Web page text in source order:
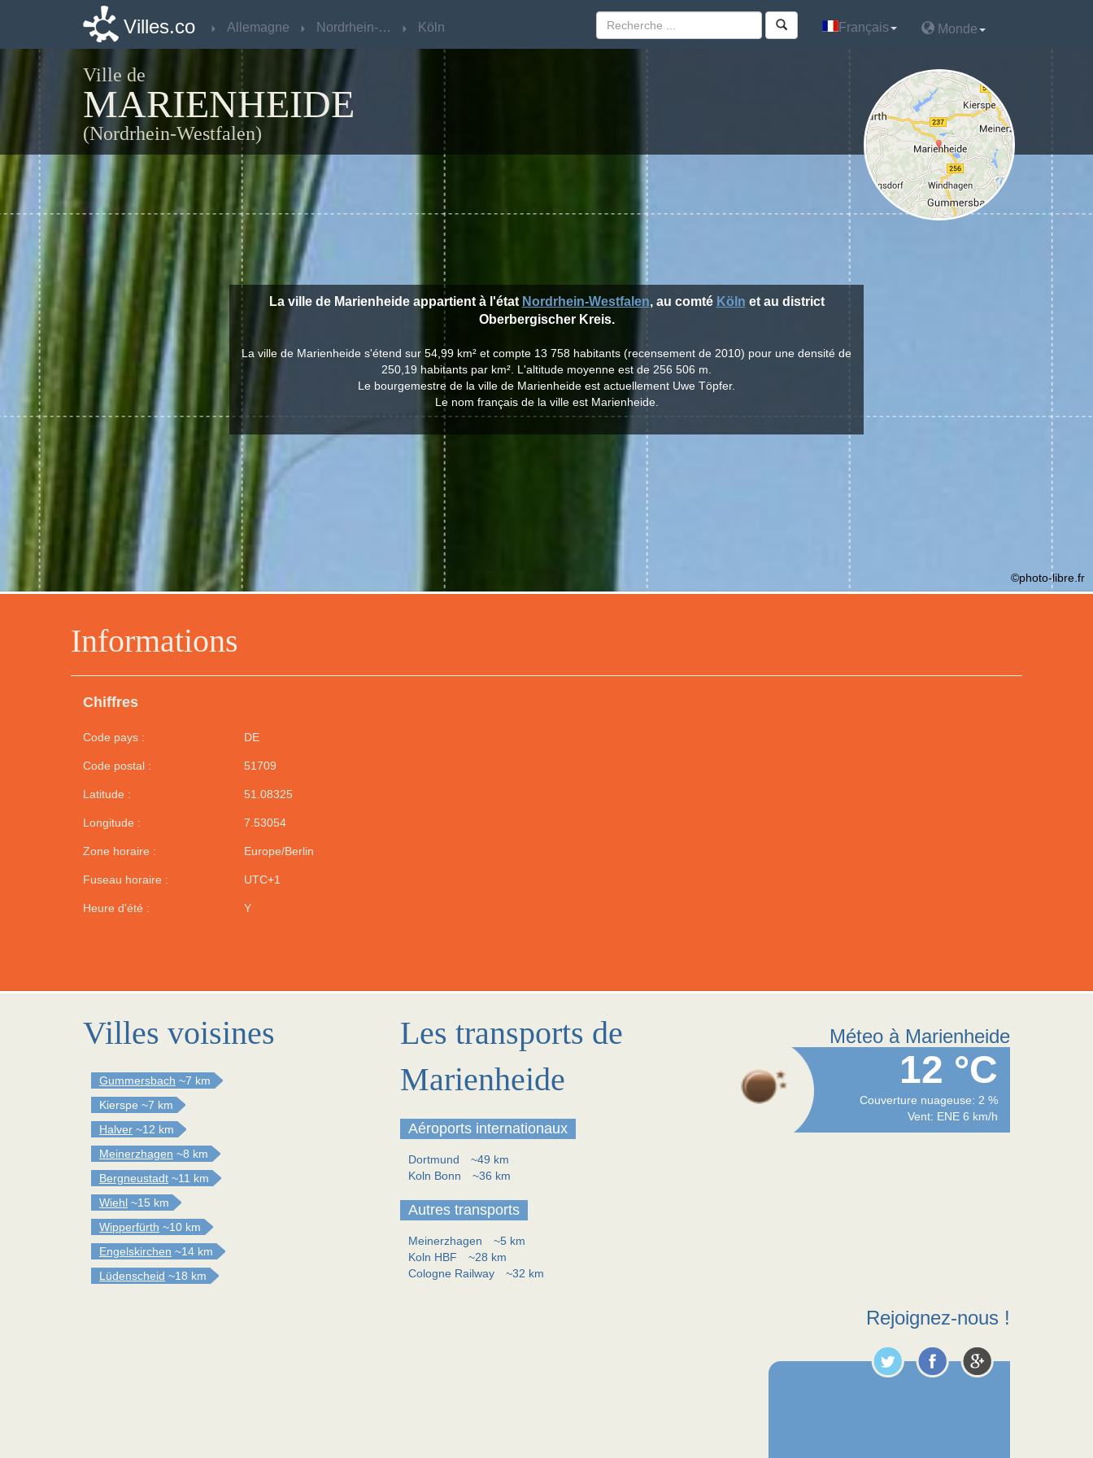
Villes.co Allemagne Nordrhein-Westfalen Köln Français Monde
Ville de
MARIENHEIDE
(Nordrhein-Westfalen)
Informations
Chiffres
Code pays : DE
Code postal : 51709
Latitude : 51.08325
Longitude : 7.53054
Zone horaire : Europe/Berlin
Fuseau horaire : UTC+1
Heure d'été : Y
La ville de Marienheide appartient à l'état Nordrhein-Westfalen, au comté Köln et au district
Oberbergischer Kreis.
La ville de Marienheide s'étend sur 54,99 km² et compte 13 758 habitants (recensement de 2010) pour une densité de
250,19 habitants par km². L'altitude moyenne est de 256 506 m.
Le bourgemestre de la ville de Marienheide est actuellement Uwe Töpfer.
Le nom français de la ville est Marienheide.
©photo-libre.fr
Villes voisines
Gummersbach ~7 km
Kierspe ~7 km
Halver ~12 km
Meinerzhagen ~8 km
Bergneustadt ~11 km
Wiehl ~15 km
Wipperfürth ~10 km
Engelskirchen ~14 km
Lüdenscheid ~18 km
Les transports de
Marienheide
Aéroports internationaux
Dortmund
~49 km
Koln Bonn
~36 km
Autres transports
Meinerzhagen
~5 km
Koln HBF
~28 km
Cologne Railway
~32 km
Méteo à Marienheide
12 °C
Couverture nuageuse: 2 %
Vent: ENE 6 km/h
Rejoignez-nous !
Villes.co Allemagne Nordrhein-Westfalen Köln Français Monde